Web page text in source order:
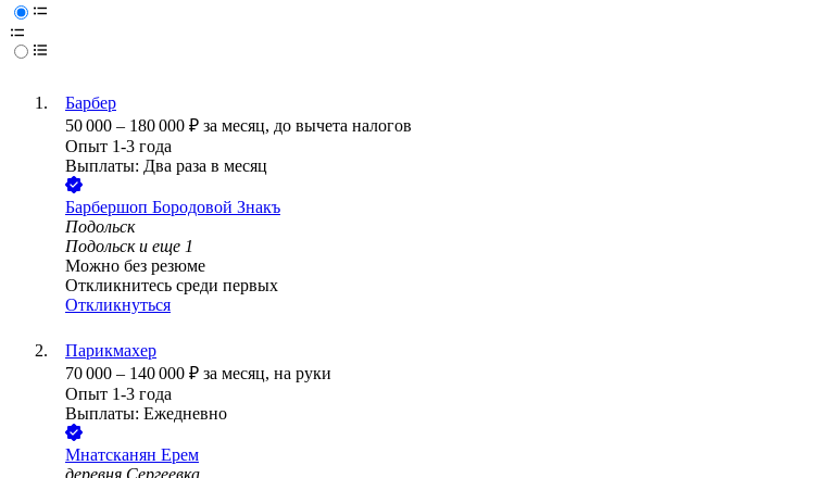
Барбер
50 000 – 180 000 ₽ за месяц, до вычета налогов
Опыт 1-3 года
Выплаты: Два раза в месяц
Барбершоп Бородовой Знакъ
Подольск
Подольск и еще 1
Можно без резюме
Откликнитесь среди первых
Откликнуться
Парикмахер
70 000 – 140 000 ₽ за месяц, на руки
Опыт 1-3 года
Выплаты: Ежедневно
Мнатсканян Ерем